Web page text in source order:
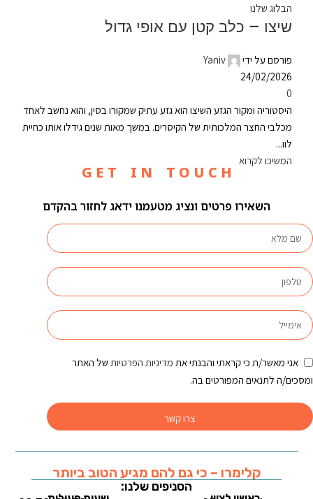
הבלוג שלנו
שיצו – כלב קטן עם אופי גדול
פורסם על ידי
Yaniv
24/02/2026
0
היסטוריה ומקור הגזע השיצו הוא גזע עתיק שמקורו בסין, והוא נחשב לאחד
מכלבי החצר המלכותית של הקיסרים. במשך מאות שנים גידלו אותו כחיית
לוו...
המשיכו לקרוא
G E T I N T O U C H
השאירו פרטים ונציג מטעמנו ידאג לחזור בהקדם
אני מאשר/ת כי קראתי והבנתי את מדיניות הפרטיות של האתר
ומסכים/ה לתנאים המפורטים בה.
צרו קשר
קלימרו – כי גם להם מגיע הטוב ביותר
הסניפים שלנו: